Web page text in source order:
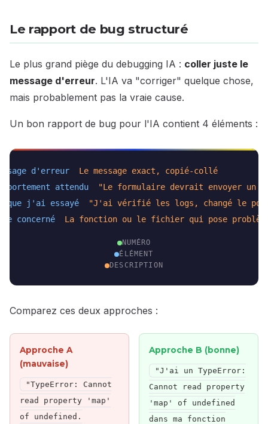
Le rapport de bug structuré
Le plus grand piège du debugging IA : coller juste le
message d'erreur. L'IA va "corriger" quelque chose,
mais probablement pas la vraie cause.
Un bon rapport de bug pour l'IA contient 4 éléments :
d'erreur
Le message exact, copié-collé
attendu
"Le formulaire devrait envoyer un
que j'ai essayé
"J'ai vérifié les logs, changé le
concerné
La fonction ou le fichier qui pose
NUMÉRO
ÉLÉMENT
DESCRIPTION
Comparez ces deux approches :
Approche A
(mauvaise)
"TypeError: Cannot
read property 'map'
of undefined.
Approche B (bonne)
"J'ai un TypeError:
Cannot read property
'map' of undefined
dans ma fonction